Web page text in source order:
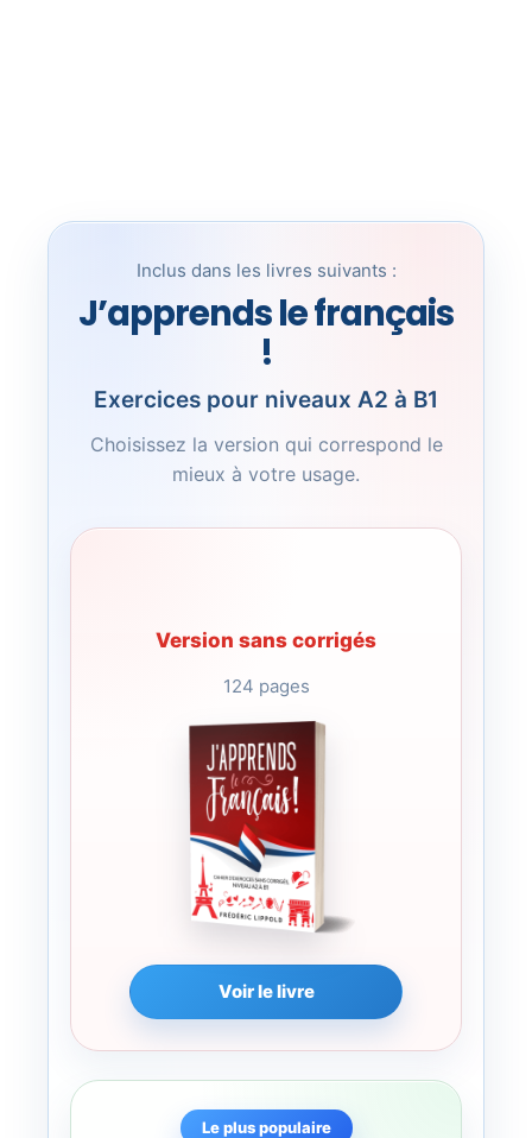
Inclus dans les livres suivants :
J’apprends le français
!
Exercices pour niveaux A2 à B1
Choisissez la version qui correspond le
mieux à votre usage.
Version sans corrigés
124 pages
Voir le livre
Le plus populaire